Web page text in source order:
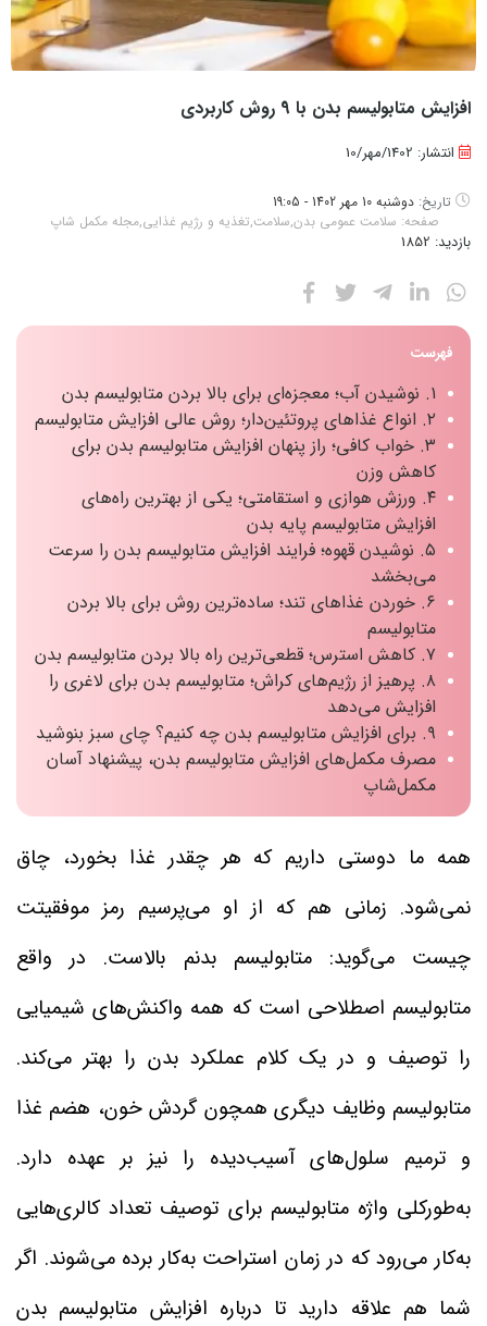
افزایش متابولیسم بدن با 9 روش کاربردی
انتشار: 1402/مهر/10
تاریخ: دوشنبه 10 مهر 1402 - 19:05
صفحه: سلامت عمومی بدن,سلامت,تغذیه و رژیم غذایی,مجله مکمل شاپ
بازدید: 1852
فهرست
۱. نوشیدن آب؛ معجزه‌ای برای بالا بردن متابولیسم بدن
۲. انواع غذاهای پروتئین‌دار؛ روش عالی افزایش متابولیسم
۳. خواب کافی؛ راز پنهان افزایش متابولیسم بدن برای
کاهش وزن
۴. ورزش هوازی و استقامتی؛ یکی از بهترین راه‌های
افزایش متابولیسم پایه بدن
۵. نوشیدن قهوه؛ فرایند افزایش متابولیسم بدن را سرعت
می‌بخشد
۶. خوردن غذاهای تند؛ ساده‌ترین روش برای بالا بردن
متابولیسم
۷. کاهش استرس؛ قطعی‌ترین راه بالا بردن متابولیسم بدن
۸. پرهیز از رژیم‌های کراش؛ متابولیسم بدن برای لاغری را
افزایش می‌دهد
۹. برای افزایش متابولیسم بدن چه کنیم؟ چای سبز بنوشید
مصرف مکمل‌های افزایش متابولیسم بدن، پیشنهاد آسان
مکمل‌شاپ
همه ما دوستی داریم که هر چقدر غذا بخورد، چاق
نمی‌شود. زمانی هم که از او می‌پرسیم رمز موفقیتت
چیست می‌گوید: متابولیسم بدنم بالاست. در واقع
متابولیسم اصطلاحی است که همه واکنش‌های‌ شیمیایی
را توصیف و در یک کلام عملکرد بدن را بهتر می‌کند.
متابولیسم وظایف دیگری همچون گردش خون، هضم غذا
و ترمیم سلول‌های آسیب‌دیده را نیز بر عهده دارد.
به‌طور‌کلی واژه متابولیسم برای توصیف تعداد کالری‌هایی
به‌کار می‌رود که در زمان استراحت به‌کار برده می‌شوند. اگر
شما هم علاقه دارید تا درباره افزایش متابولیسم بدن